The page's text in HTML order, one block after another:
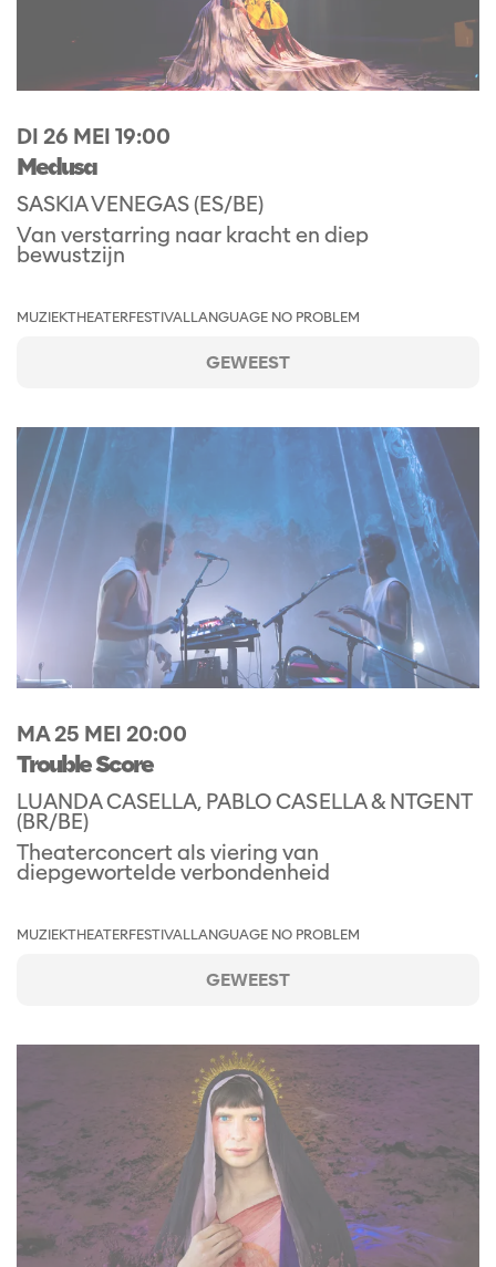
Medusa
SASKIA VENEGAS (ES/BE)
DI 26 MEI 19:00
Van verstarring naar kracht en diep
bewustzijn
MUZIEKTHEATERFESTIVAL LANGUAGE NO PROBLEM
GEWEEST
Trouble Score
LUANDA CASELLA, PABLO CASELLA & NTGENT
(BR/BE)
MA 25 MEI 20:00
Theaterconcert als viering van
diepgewortelde verbondenheid
MUZIEKTHEATERFESTIVAL LANGUAGE NO PROBLEM
GEWEEST